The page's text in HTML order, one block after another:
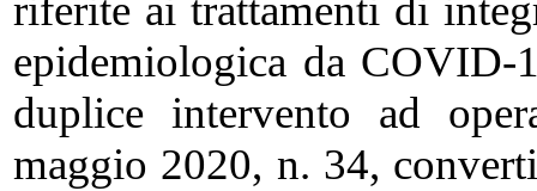
riferite ai trattamenti di
epidemiologica da COVID-
duplice intervento ad
maggio 2020, n. 34,